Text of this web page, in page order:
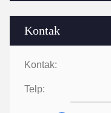
Kontak
Kontak:
Telp: